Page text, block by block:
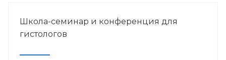
Школа-семинар и конференция для
гистологов